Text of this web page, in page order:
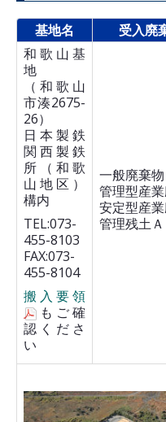
基地名 受入廃
和歌山基
地
（和歌山
市湊2675-
26）
日本製鉄
関西製鉄
所（和歌
山地区）
構内
TEL:073-
455-8103
FAX:073-
455-8104
搬入要領
もご確
認くださ
い
一般廃棄物
管理型産
安定型産
管理残土Ａ